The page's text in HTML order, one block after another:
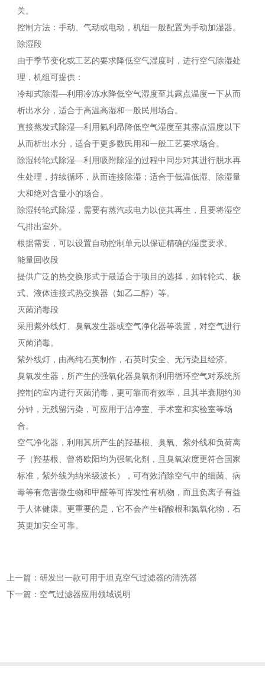
关。
控制方法：手动、气动或电动，机组一般配置为手动加湿器。
除湿段
由于季节变化或工艺的要求降低空气湿度时，进行空气除湿处
理，机组可提供：
冷却式除湿—利用冷冻水降低空气湿度至其露点温度一下从而
析出水分，适合于高温高湿和一般民用场合。
直接蒸发式除湿—利用氟利昂降低空气湿度至其露点温度以下
从而析出水分，适合于更多数民用和一般工艺要求场合。
除湿转轮式除湿—利用吸附除湿的过程中同步对其进行脱水再
生处理，持续循环，从而连接除湿；适合于低温低湿、除湿量
大和绝对含量小的场合。
除湿转轮式除湿，需要有蒸汽或电力以使其再生，且要将湿空
气排出室外。
根据需要，可以设置自动控制单元以保证精确的湿度要求。
能量回收段
提供广泛的热交换形式于最适合于项目的选择，如转轮式、板
式、液体连接式热交换器（如乙二醇）等。
灭菌消毒段
采用紫外线灯、臭氧发生器或空气净化器等装置，对空气进行
灭菌消毒。
紫外线灯，由高纯石英制作，石英时安全、无污染且经济。
臭氧发生器，所产生的强氧化器臭氧剂利用循环空气对系统所
控制的室内进行灭菌消毒，更可靠而有效率，且其半衰期约30
分钟，无残留污染，可应用于洁净室、手术室和实验室等场
合。
空气净化器，利用其所产生的羟基根、臭氧、紫外线和负荷离
子（羟基根、曾将欧阳均为强氧化剂，且臭氧浓度更符合国家
标准，紫外线为纳米级波长），可有效消除空气中的细菌、病
毒等有危害微生物和甲醛等可挥发性有机物，而且负离子有益
于人体健康。更重要的是，它不会产生硝酸根和氮氧化物，石
英更加安全可靠。
上一篇：研发出一款可用于坦克空气过滤器的清洗器
下一篇：空气过滤器应用领域说明